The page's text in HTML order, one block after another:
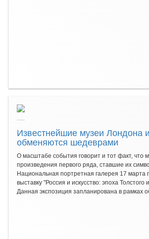
Известнейшие музеи Лондона
обменяются шедеврами
О масштабе события говорит и тот факт, что
произведения первого ряда, ставшие их
Национальная портретная галерея 17 марта
выставку "Россия и искусство: эпоха Толстого
Данная экспозиция запланирована в рамках